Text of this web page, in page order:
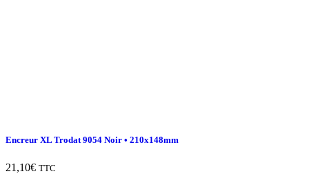
Encreur XL Trodat 9054 Noir • 210x148mm
21,10€ TTC